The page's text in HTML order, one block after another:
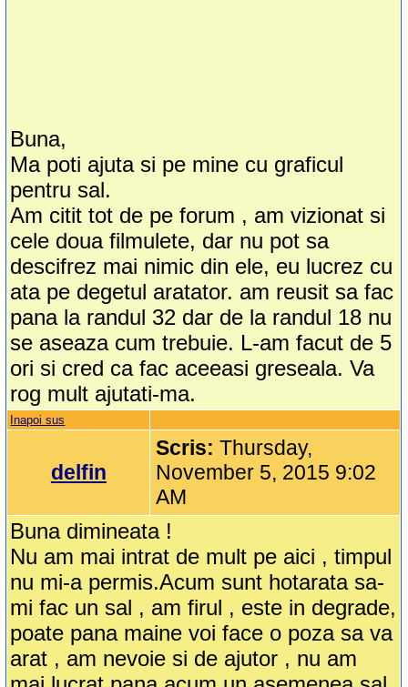
Buna,
Ma poti ajuta si pe mine cu graficul
pentru sal.
Am citit tot de pe forum , am vizionat si
cele doua filmulete, dar nu pot sa
descifrez mai nimic din ele, eu lucrez cu
ata pe degetul aratator. am reusit sa fac
pana la randul 32 dar de la randul 18 nu
se aseaza cum trebuie. L-am facut de 5
ori si cred ca fac aceeasi greseala. Va
rog mult ajutati-ma.
Inapoi sus
delfin
Scris:Thursday,
November 5, 2015 9:02
AM
Buna dimineata !
Nu am mai intrat de mult pe aici , timpul
nu mi-a permis.Acum sunt hotarata sa-
mi fac un sal , am firul , este in degrade,
poate pana maine voi face o poza sa va
arat , am nevoie si de ajutor , nu am